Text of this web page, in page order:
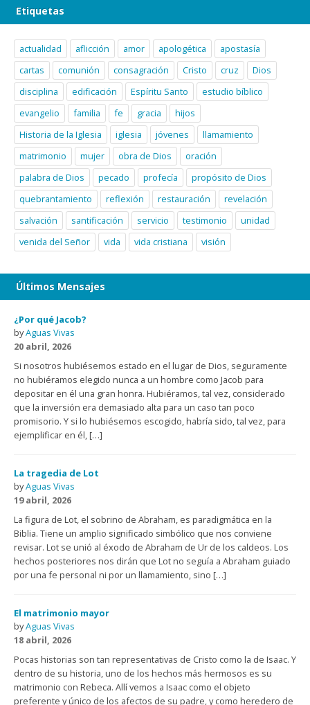
Etiquetas
actualidad aflicción amor apologética
apostasía
cartas
comunión consagración Cristo cruz
Dios
disciplina
edificación Espíritu Santo
estudio bíblico
evangelio
familia fe gracia
hijos
Historia de la Iglesia
iglesia jóvenes
llamamiento
matrimonio
mujer obra de Dios
oración
palabra de Dios
pecado profecía
propósito de Dios
quebrantamiento
reflexión restauración
revelación
salvación
santificación servicio testimonio
unidad
venida del Señor
vida vida cristiana visión
Últimos Mensajes
¿Por qué Jacob?
byAguas Vivas
20 abril, 2026
Si nosotros hubiésemos estado en el lugar de Dios, seguramente
no hubiéramos elegido nunca a un hombre como Jacob para
depositar en él una gran honra. Hubiéramos, tal vez, considerado
que la inversión era demasiado alta para un caso tan poco
promisorio. Y si lo hubiésemos escogido, habría sido, tal vez, para
ejemplificar en él, […]
La tragedia de Lot
byAguas Vivas
19 abril, 2026
La figura de Lot, el sobrino de Abraham, es paradigmática en la
Biblia. Tiene un amplio significado simbólico que nos conviene
revisar. Lot se unió al éxodo de Abraham de Ur de los caldeos. Los
hechos posteriores nos dirán que Lot no seguía a Abraham guiado
por una fe personal ni por un llamamiento, sino […]
El matrimonio mayor
byAguas Vivas
18 abril, 2026
Pocas historias son tan representativas de Cristo como la de Isaac. Y
dentro de su historia, uno de los hechos más hermosos es su
matrimonio con Rebeca. Allí vemos a Isaac como el objeto
preferente y único de los afectos de su padre, y como heredero de